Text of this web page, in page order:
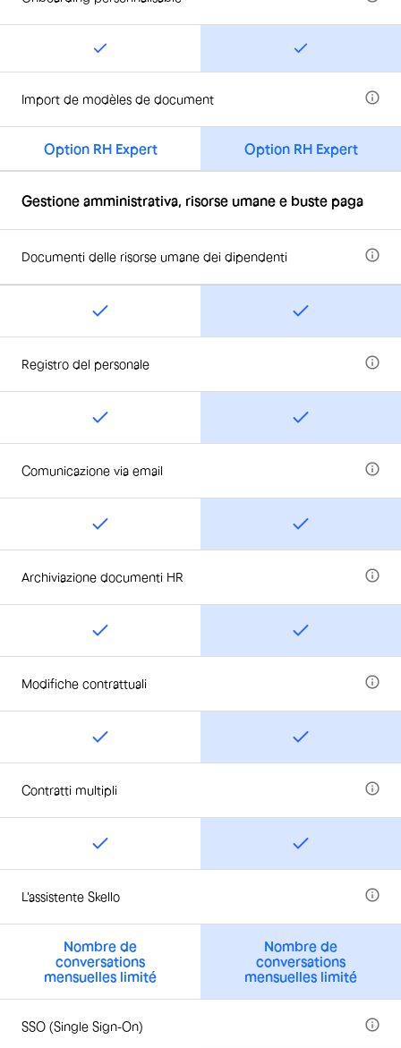
Import de modèles de document
Option RH Expert Option RH Expert
Gestione amministrativa, risorse umane e buste paga
Documenti delle risorse umane dei dipendenti
Registro del personale
Comunicazione via email
Archiviazione documenti HR
Modifiche contrattuali
Contratti multipli
L'assistente Skello
Nombre de
conversations
mensuelles limité
Nombre de
conversations
mensuelles limité
SSO (Single Sign-On)